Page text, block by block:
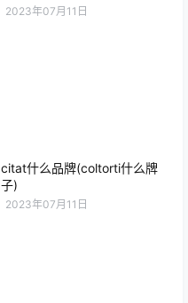
2023年07月11日
citat什么品牌(coltorti什么牌
子)
2023年07月11日